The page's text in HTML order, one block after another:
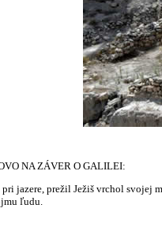
NA ZÁVER O GALILEI:
pri jazere, prežil Ježiš vrchol svojej
ľudu.